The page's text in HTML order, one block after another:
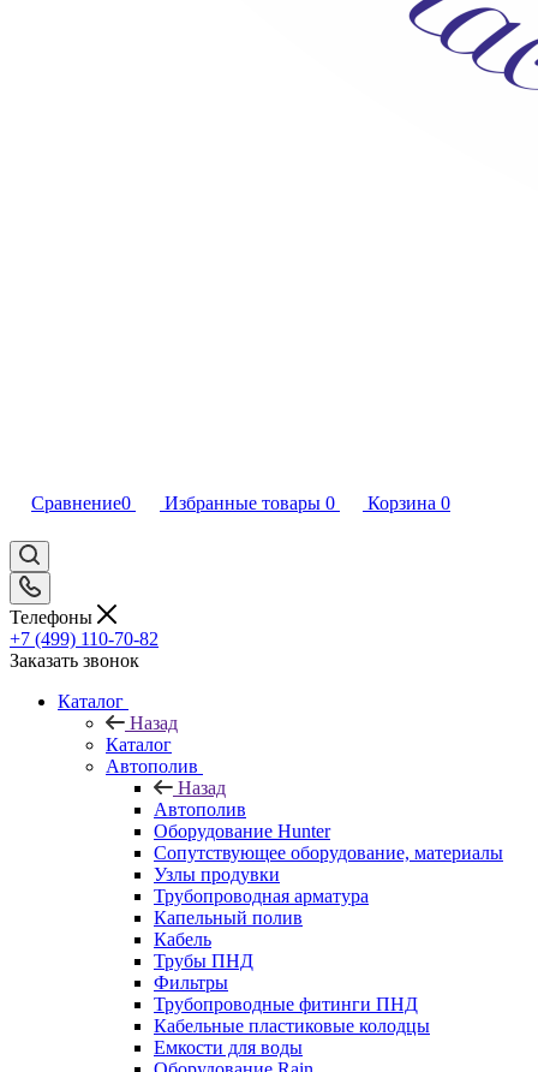
Сравнение0 Избранные товары 0 Корзина 0
Телефоны
+7 (499) 110-70-82
Заказать звонок
Каталог
Назад
Каталог
Автополив
Назад
Автополив
Оборудование Hunter
Сопутствующее оборудование, материалы
Узлы продувки
Трубопроводная арматура
Капельный полив
Кабель
Трубы ПНД
Фильтры
Трубопроводные фитинги ПНД
Кабельные пластиковые колодцы
Емкости для воды